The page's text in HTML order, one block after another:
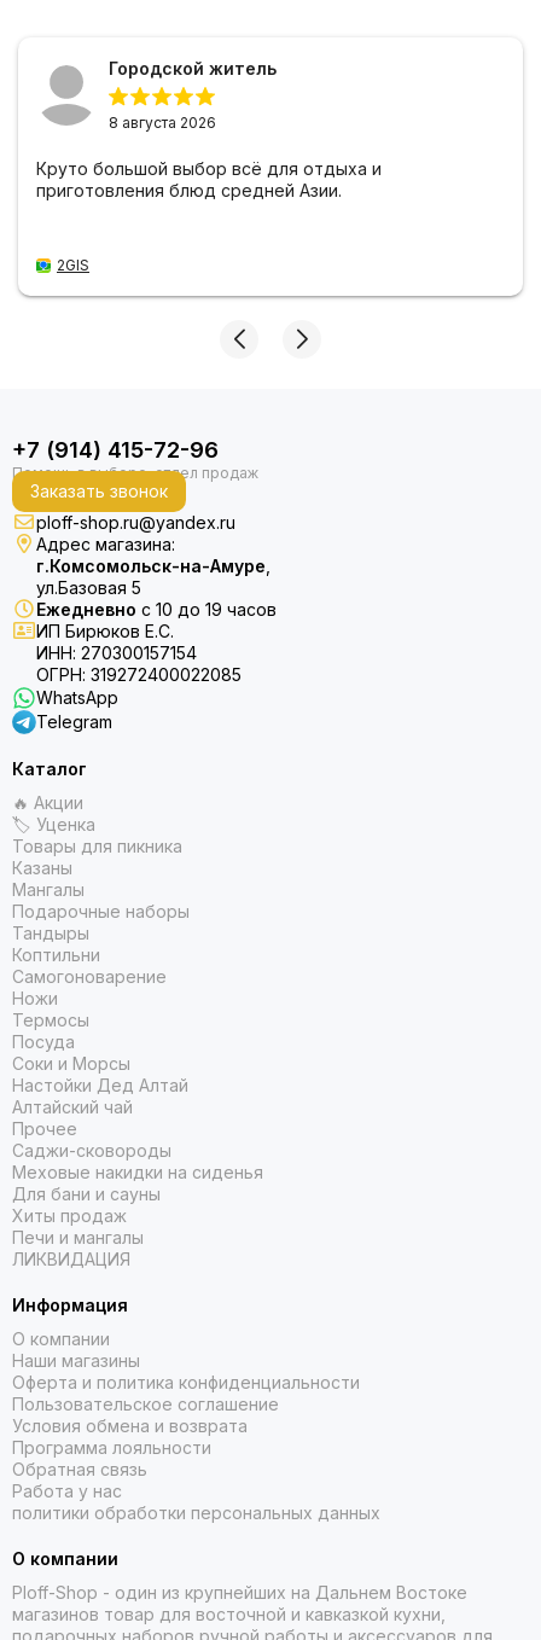
Городской житель
8 августа 2026
Круто большой выбор всё для отдыха и
приготовления блюд средней Азии.
2GIS
+7 (914) 415-72-96
Заказать звонок
ploff-shop.ru@yandex.ru
Адрес магазина:
г.Комсомольск-на-Амуре
ул.Базовая 5
Ежедневно с 10 до 19 часов
ИП Бирюков Е.С.
ИНН: 270300157154
ОГРН: 319272400022085
WhatsApp
Telegram
Каталог
🔥 Акции
🏷 Уценка
Товары для пикника
Казаны
Мангалы
Подарочные наборы
Тандыры
Коптильни
Самогоноварение
Ножи
Термосы
Посуда
Соки и Морсы
Настойки Дед Алтай
Алтайский чай
Прочее
Саджи-сковороды
Меховые накидки на сиденья
Для бани и сауны
Хиты продаж
Печи и мангалы
ЛИКВИДАЦИЯ
Информация
О компании
Наши магазины
Оферта и политика конфиденциальности
Пользовательское соглашение
Условия обмена и возврата
Программа лояльности
Обратная связь
Работа у нас
политики обработки персональных данных
О компании
Ploff-Shop - один из крупнейших на Дальнем Востоке
магазинов товар для восточной и кавказкой кухни,
подарочных наборов ручной работы и аксессуаров для